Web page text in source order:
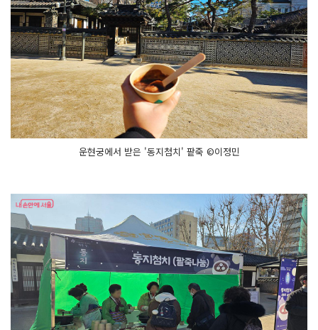
운현궁에서 받은 '동지첨치' 팥죽 ©이정민